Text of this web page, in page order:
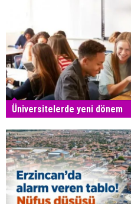
Üniversitelerde yeni dönem